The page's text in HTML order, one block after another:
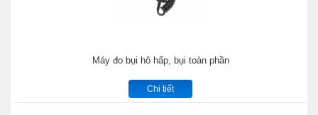
Máy đo bụi hô hấp, bụi toàn phần
Chi tiết